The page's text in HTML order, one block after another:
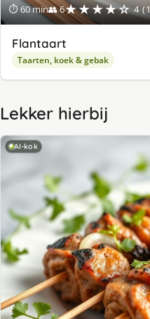
⏱ 60 min👥 6★★★★☆ 4
Flantaart
Taarten, koek & gebak
Lekker hierbij
AI-kok